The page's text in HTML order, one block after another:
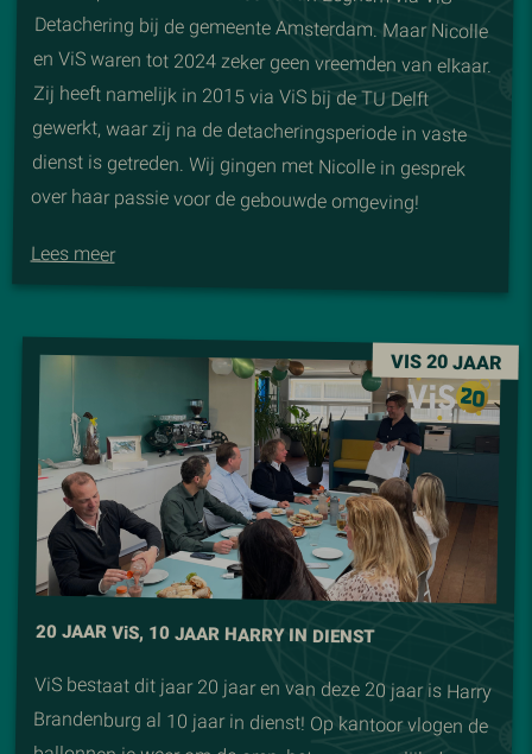
over haar passie voor de gebouwde omgeving!
Lees meer
VIS 20 JAAR
20 JAAR ViS, 10 JAAR HARRY IN DIENST
ViS bestaat dit jaar 20 jaar en van deze 20 jaar is Harry
Brandenburg al 10 jaar in dienst! Op kantoor vlogen de
ballonnen je weer om de oren, het was namelijk de